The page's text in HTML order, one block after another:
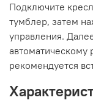
Подключите
тумблер, затем
управления.
автоматическому
рекомендуется